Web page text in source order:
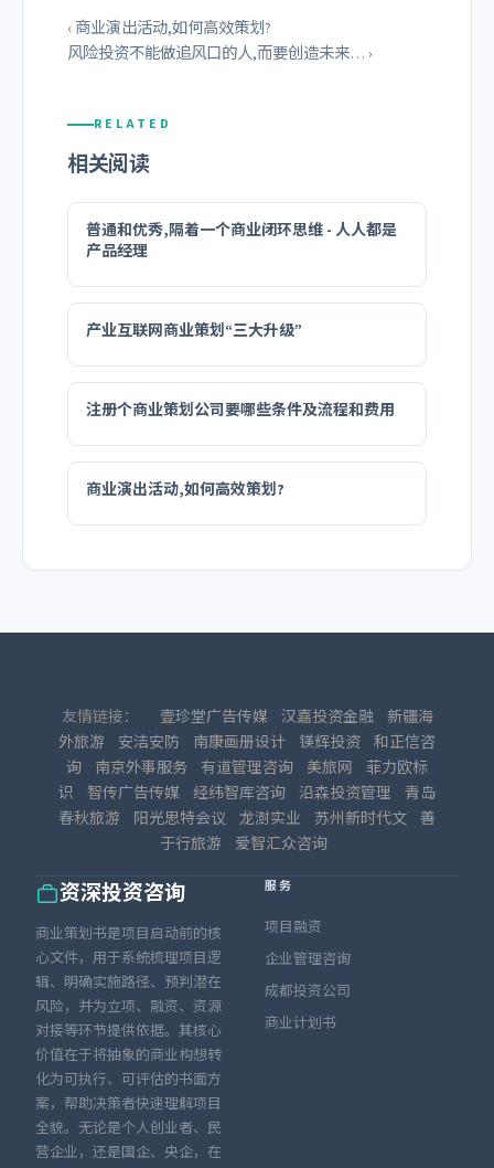
‹ 商业演出活动,如何高效策划?
风险投资不能做追风口的人,而要创造未来… ›
RELATED
相关阅读
普通和优秀,隔着一个商业闭环思维 - 人人都是
产品经理
产业互联网商业策划“三大升级”
注册个商业策划公司要哪些条件及流程和费用
商业演出活动,如何高效策划?
友情链接： 壹珍堂广告传媒 汉嘉投资金融
新疆海
外旅游
安洁安防 南康画册设计 镁辉投资 和正信咨
询
南京外事服务 有道管理咨询 美旅网
菲力欧标
识
智传广告传媒 经纬智库咨询 沿森投资管理
青岛
春秋旅游
阳光思特会议 龙澍实业 苏州新时代文 善
于行旅游
爱智汇众咨询
资深投资咨询
商业策划书是项目启动前的核
心文件，用于系统梳理项目逻
辑、明确实施路径、预判潜在
风险，并为立项、融资、资源
对接等环节提供依据。其核心
价值在于将抽象的商业构想转
化为可执行、可评估的书面方
案，帮助决策者快速理解项目
全貌。无论是个人创业者、民
营企业，还是国企、央企，在
服务
项目融资
企业管理咨询
成都投资公司
商业计划书